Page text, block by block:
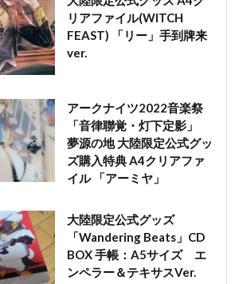
リアファイル(WITCH
FEAST) 「リー」手到牌来
ver.
アークナイツ2022音楽祭
「音律聯覚・灯下定影」
夢源の地 大陸限定公式グッ
ズ購入特典 A4クリアファ
イル 「アーミヤ」
大陸限定公式グッズ
「Wandering Beats」CD
BOX 手帳：A5サイズ エ
ンペラー＆テキサスVer.